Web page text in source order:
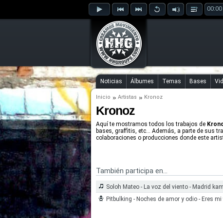
00:00
Noticias Álbumes Temas Bases
Inicio Artistas Kronoz
Kronoz
Aquí te mostramos todos los trabajos de
bases, graffitis, etc... Además, a parte de sus
colaboraciones o producciones donde este
También participa en...
Soloh Mateo - La voz del viento - Madrid
Pitbulking - Noches de amor y odio - Eres mi